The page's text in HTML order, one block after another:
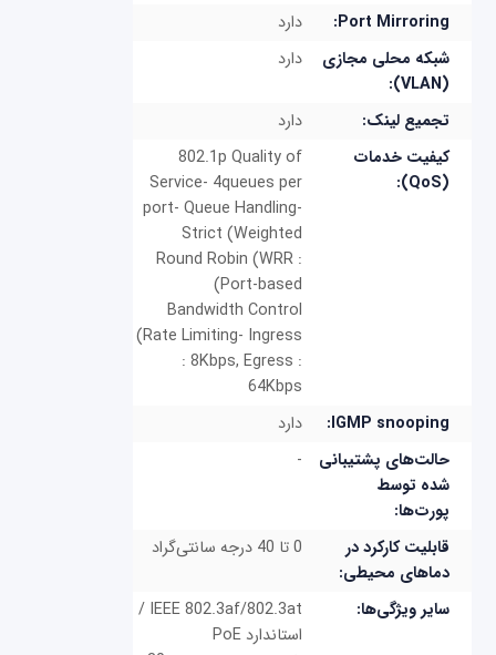
Port Mirroring:
دارد
شبکه محلی مجازی
(VLAN):
دارد
تجمیع لینک:
دارد
کیفیت خدمات
(QoS):
802.1p Quality of
Service- 4queues per
port- Queue Handling-
Strict (Weighted
Round Robin (WRR :
(Port-based
Bandwidth Control
(Rate Limiting- Ingress
: 8Kbps, Egress :
64Kbps
IGMP snooping:
دارد
حالت‌های پشتیبانی
شده توسط
پورت‌ها:
-
قابلیت کارکرد در
دماهای محیطی:
0 تا 40 درجه سانتی‌گراد
سایر ویژگی‌ها:
IEEE 802.3af/802.3at /
استاندارد PoE